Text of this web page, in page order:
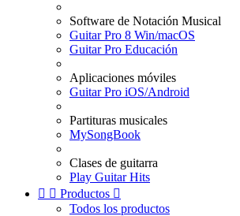
Software de Notación Musical
Guitar Pro 8 Win/macOS
Guitar Pro Educación
Aplicaciones móviles
Guitar Pro iOS/Android
Partituras musicales
MySongBook
Clases de guitarra
Play Guitar Hits
  Productos 
Todos los productos